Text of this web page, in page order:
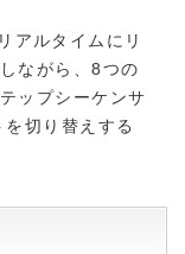
アルタイムにリ
ながら、8つの
ップシーケンサ
切り替えする